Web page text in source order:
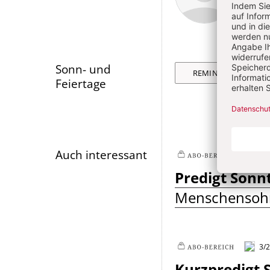
Sonn- und
Feiertage
REMINISZERE
Auch interessant
Predigt
3/